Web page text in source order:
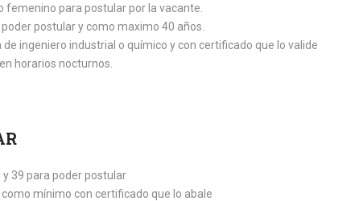
femenino para postular por la vacante.
postular y como maximo 40 años.
ingeniero industrial o químico y con certificado que lo valide
horarios nocturnos.
y 39 para poder postular
mínimo con certificado que lo abale